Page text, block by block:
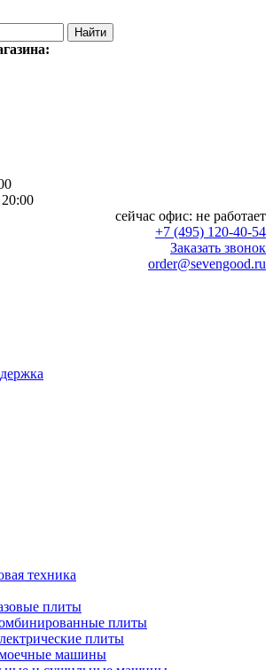
20:00
сейчас офис: не работает
+7 (495) 120-40-54
Заказать звонок
order@sevengood.ru
техника
плиты
плиты
плиты
машины